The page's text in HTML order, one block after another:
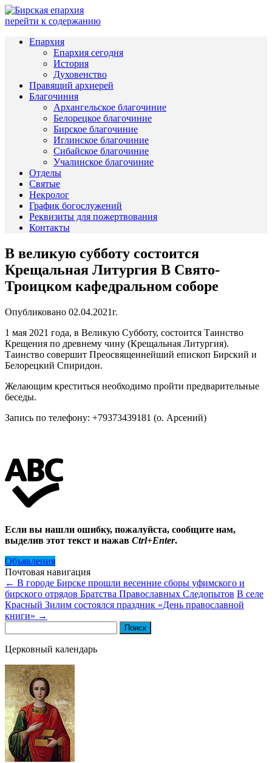
перейти к содержанию
Епархия
Епархия сегодня
История
Духовенство
Правящий архиерей
Благочиния
Архангельское благочиние
Белорецкое благочиние
Бирское благочиние
Иглинское благочиние
Сибайское благочиние
Учалинское благочиние
Отделы
Святые
Некролог
График богослужений
Реквизиты для пожертвования
Контакты
В великую субботу состоится
Крещальная Литургия В Свято-
Троицком кафедральном соборе
Опубликовано 02.04.2021г.
1 мая 2021 года, в Великую Субботу, состоится Таинство
Крещения по древнему чину (Крещальная Литургия).
Таинство совершит Преосвященнейший епископ Бирский и
Белорецкий Спиридон.
Желающим креститься необходимо пройти предварительные
беседы.
Запись по телефону: +79373439181 (о. Арсений)
Если вы нашли ошибку, пожалуйста, сообщите нам,
выделив этот текст и нажав Ctrl+Enter.
Объявления
Почтовая навигация
← В городе Бирске прошли весенние сборы уфимского и
бирского отрядов Братства Православных Следопытов В селе
Красный Зилим состоялся праздник «День православной
книги» →
Церковный календарь